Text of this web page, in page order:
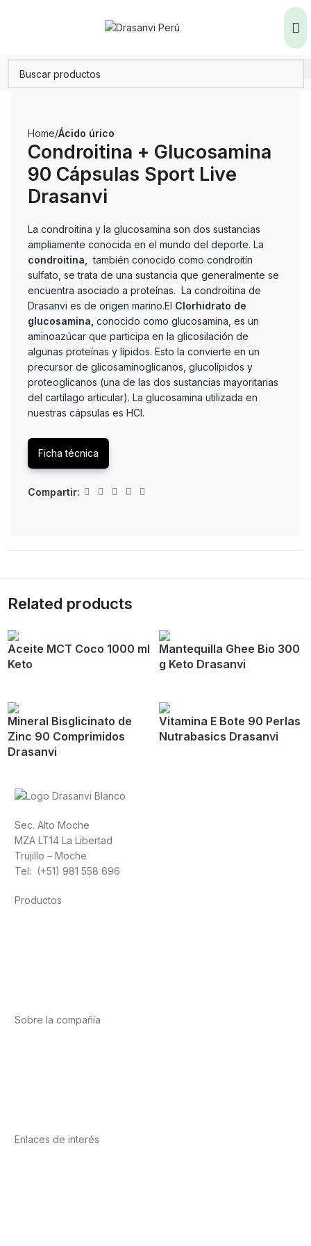
Home Ácido úrico
Condroitina + Glucosamina
90 Cápsulas Sport Live
Drasanvi
La condroitina y la glucosamina son dos sustancias
ampliamente conocida en el mundo del deporte. La
condroitina,
también conocido como condroitín
sulfato, se trata de una sustancia que generalmente se
encuentra asociado a proteínas. La condroitina de
Drasanvi es de origen marino.El Clorhidrato de
glucosamina, conocido como glucosamina, es un
aminoazúcar que participa en la glicosilación de
algunas proteínas y lípidos. Esto la convierte en un
precursor de glicosaminoglicanos, glucolípidos y
proteoglicanos (una de las dos sustancias mayoritarias
del cartílago articular). La glucosamina utilizada en
nuestras cápsulas es HCl.
Ficha técnica
Compartir:
Related products
Aceite MCT Coco 1000 ml
Keto
Mantequilla Ghee Bio 300
g Keto Drasanvi
Mineral Bisglicinato de
Zinc 90 Comprimidos
Drasanvi
Vitamina E Bote 90 Perlas
Nutrabasics Drasanvi
Sec. Alto Moche
MZA LT14 La Libertad
Trujillo – Moche
Tel: (+51) 981 558 696
Productos
Sobre la compañía
Enlaces de interés